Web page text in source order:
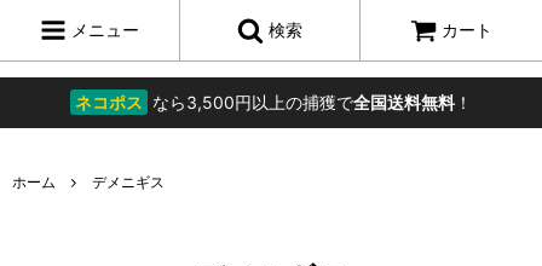
ネコポス なら3,500円以上の捕獲で全国送料無料！
メニュー 検索 カート
ホーム デメニギス